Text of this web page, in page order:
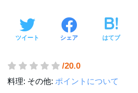
ツイート シェア はてブ
/20.0
料理: その他: ポイントについて